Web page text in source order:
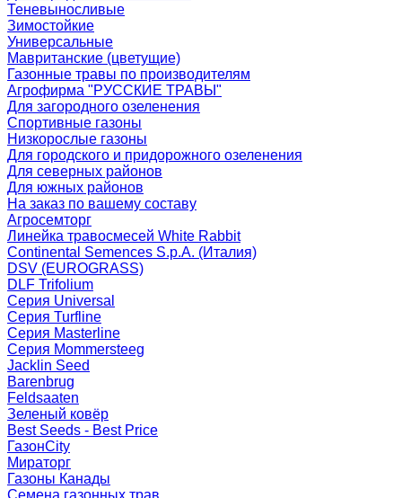
Теневыносливые
Зимостойкие
Универсальные
Мавританские (цветущие)
Газонные травы по производителям
Агрофирма "РУССКИЕ ТРАВЫ"
Для загородного озеленения
Спортивные газоны
Низкорослые газоны
Для городского и придорожного озеленения
Для северных районов
Для южных районов
На заказ по вашему составу
Агросемторг
Линейка травосмесей White Rabbit
Continental Semences S.p.A. (Италия)
DSV (EUROGRASS)
DLF Trifolium
Серия Universal
Серия Turfline
Серия Masterline
Серия Mommersteeg
Jacklin Seed
Barenbrug
Feldsaaten
Зеленый ковёр
Best Seeds - Best Price
ГазонCity
Мираторг
Газоны Канады
Семена газонных трав